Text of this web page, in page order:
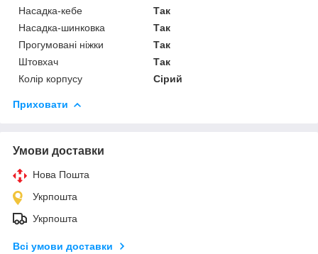
Насадка-кебе
Так
Насадка-шинковка
Так
Прогумовані ніжки
Так
Штовхач
Так
Колір корпусу
Сірий
Приховати
Умови доставки
Нова Пошта
Укрпошта
Укрпошта
Всі умови доставки